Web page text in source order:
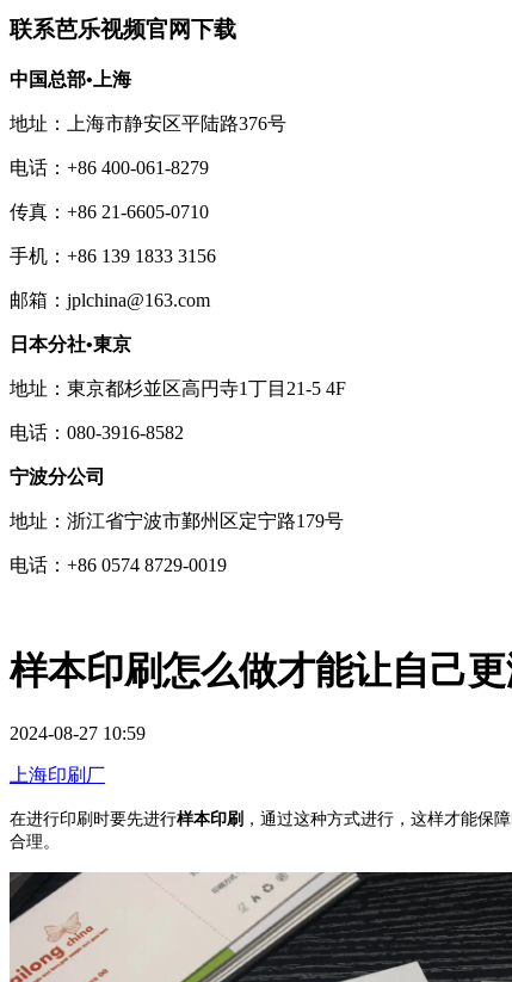
联系芭乐视频官网下载
中国总部•上海
地址：上海市静安区平陆路376号
电话：+86 400-061-8279
传真：+86 21-6605-0710
手机：+86 139 1833 3156
邮箱：jplchina@163.com
日本分社•東京
地址：東京都杉並区高円寺1丁目21-5 4F
电话：080-3916-8582
宁波分公司
地址：浙江省宁波市鄞州区定宁路179号
电话：+86 0574 8729-0019
样本印刷怎么做才能让自己更满
2024-08-27 10:59
上海印刷厂
在进行印刷时要先进行样本印刷 ，通过这种方式进行，这样才
合理。